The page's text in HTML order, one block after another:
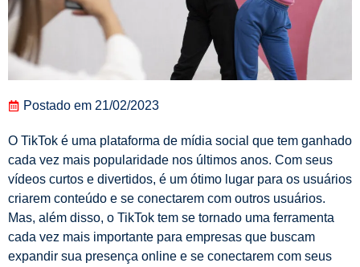
Postado em 21/02/2023
O TikTok é uma plataforma de mídia social que tem ganhado
cada vez mais popularidade nos últimos anos. Com seus
vídeos curtos e divertidos, é um ótimo lugar para os usuários
criarem conteúdo e se conectarem com outros usuários.
Mas, além disso, o TikTok tem se tornado uma ferramenta
cada vez mais importante para empresas que buscam
expandir sua presença online e se conectarem com seus